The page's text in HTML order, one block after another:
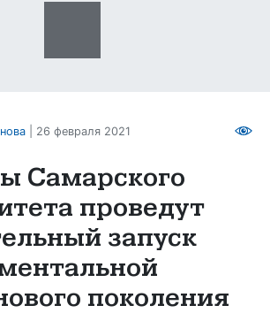
| 26 февраля 2021
Самарского
проведут
запуск
поколения